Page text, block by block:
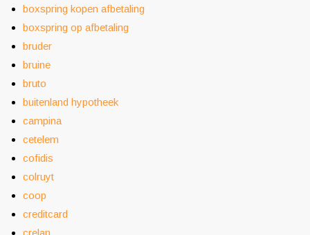
boxspring kopen afbetaling
boxspring op afbetaling
bruder
bruine
bruto
buitenland hypotheek
campina
cetelem
cofidis
colruyt
coop
creditcard
crelan